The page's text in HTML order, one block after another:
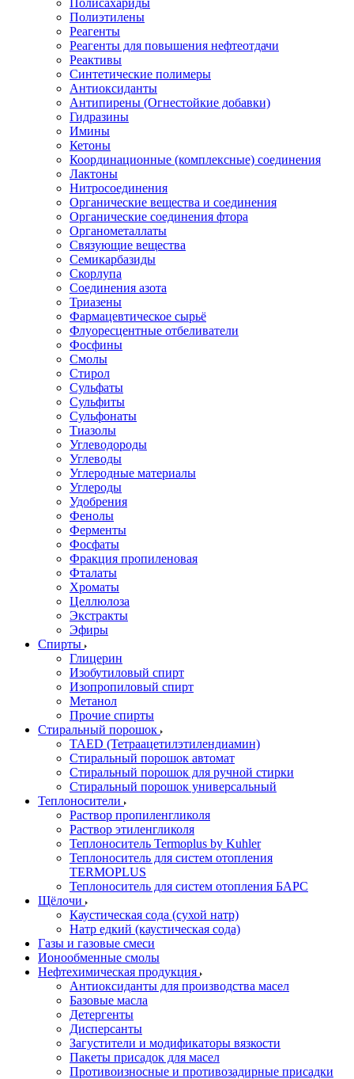
Полисахариды
Полиэтилены
Реагенты
Реагенты для повышения нефтеотдачи
Реактивы
Синтетические полимеры
Антиоксиданты
Антипирены (Огнестойкие добавки)
Гидразины
Имины
Кетоны
Координационные (комплексные) соединения
Лактоны
Нитросоединения
Органические вещества и соединения
Органические соединения фтора
Органометаллаты
Связующие вещества
Семикарбазиды
Скорлупа
Соединения азота
Триазены
Фармацевтическое сырьё
Флуоресцентные отбеливатели
Фосфины
Смолы
Стирол
Сульфаты
Сульфиты
Сульфонаты
Тиазолы
Углеводороды
Углеводы
Углеродные материалы
Углероды
Удобрения
Фенолы
Ферменты
Фосфаты
Фракция пропиленовая
Фталаты
Хроматы
Целлюлоза
Экстракты
Эфиры
Спирты
Глицерин
Изобутиловый спирт
Изопропиловый спирт
Метанол
Прочие спирты
Стиральный порошок
TAED (Тетраацетилэтилендиамин)
Стиральный порошок автомат
Стиральный порошок для ручной стирки
Стиральный порошок универсальный
Теплоносители
Раствор пропиленгликоля
Раствор этиленгликоля
Теплоноситель Termoplus by Kuhler
Теплоноситель для систем отопления
TERMOPLUS
Теплоноситель для систем отопления БАРС
Щёлочи
Каустическая сода (сухой натр)
Натр едкий (каустическая сода)
Газы и газовые смеси
Ионообменные смолы
Нефтехимическая продукция
Антиоксиданты для производства масел
Базовые масла
Детергенты
Дисперсанты
Загустители и модификаторы вязкости
Пакеты присадок для масел
Противоизносные и противозадирные присадки